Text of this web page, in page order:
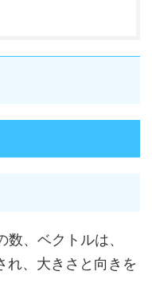
、ベクトルは、
れ、大きさと向きを